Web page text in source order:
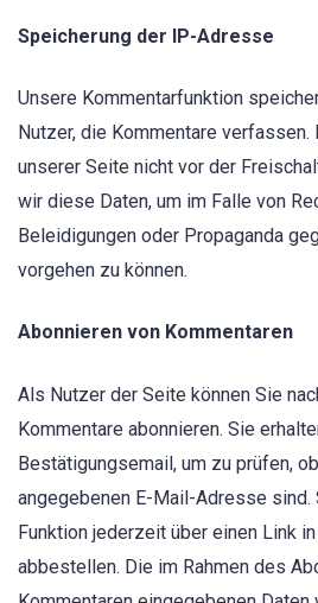
Speicherung der IP-Adresse
Unsere Kommentarfunktion
Nutzer, die Kommentare verfassen.
unserer Seite nicht vor der
wir diese Daten, um im Falle von
Beleidigungen oder Propaganda
vorgehen zu können.
Abonnieren von Kommentaren
Als Nutzer der Seite können Sie
Kommentare abonnieren. Sie
Bestätigungsemail, um zu prüfen,
angegebenen E-Mail-Adresse sind.
Funktion jederzeit über einen Link
abbestellen. Die im Rahmen des